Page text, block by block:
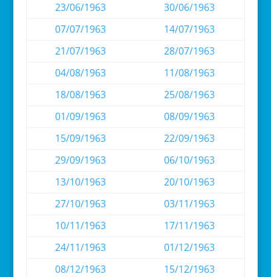
23/06/1963
30/06/1963
07/07/1963
14/07/1963
21/07/1963
28/07/1963
04/08/1963
11/08/1963
18/08/1963
25/08/1963
01/09/1963
08/09/1963
15/09/1963
22/09/1963
29/09/1963
06/10/1963
13/10/1963
20/10/1963
27/10/1963
03/11/1963
10/11/1963
17/11/1963
24/11/1963
01/12/1963
08/12/1963
15/12/1963